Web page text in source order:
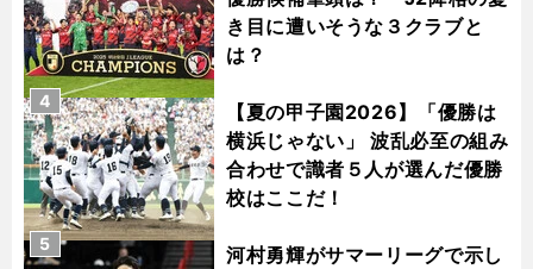
き目に遭いそうな３クラブと
は？
【夏の甲子園2026】「優勝は
横浜じゃない」 波乱必至の組み
合わせで識者５人が選んだ優勝
校はここだ！
4
河村勇輝がサマーリーグで示し
5